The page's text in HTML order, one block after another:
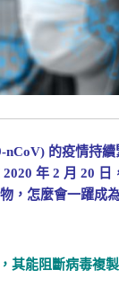
nCoV) 的疫情持
年 2 月 20
，怎麼會一躍成
，其能阻斷病毒複